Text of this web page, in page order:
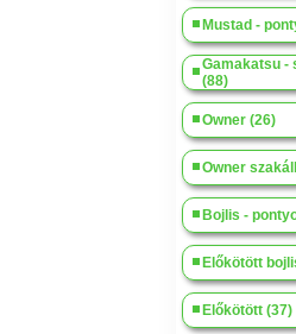
Mustad -
Gamakatsu -
(88)
Owner (26)
Owner
Bojlis -
Előkötött
Előkötött (37)